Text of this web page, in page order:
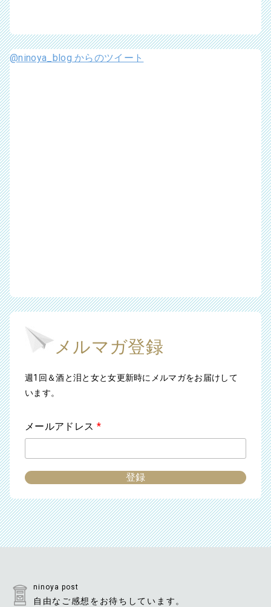
@ninoya_blog からのツイート
メルマガ登録
週1回＆酒と泪と女と女更新時にメルマガをお届けして
います。
メールアドレス *
ninoya post
自由なご感想をお待ちしています。